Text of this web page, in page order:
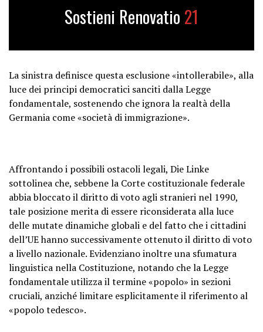
Sostieni Renovatio 21
La sinistra definisce questa esclusione «intollerabile», alla
luce dei principi democratici sanciti dalla Legge
fondamentale, sostenendo che ignora la realtà della
Germania come «società di immigrazione».
Affrontando i possibili ostacoli legali, Die Linke
sottolinea che, sebbene la Corte costituzionale federale
abbia bloccato il diritto di voto agli stranieri nel 1990,
tale posizione merita di essere riconsiderata alla luce
delle mutate dinamiche globali e del fatto che i cittadini
dell’UE hanno successivamente ottenuto il diritto di voto
a livello nazionale. Evidenziano inoltre una sfumatura
linguistica nella Costituzione, notando che la Legge
fondamentale utilizza il termine «popolo» in sezioni
cruciali, anziché limitare esplicitamente il riferimento al
«popolo tedesco».